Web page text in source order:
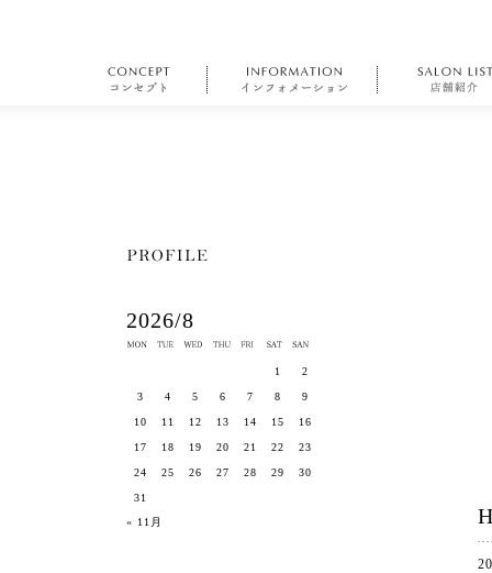
2026/8
« 11月
1 2
3 4 5 6 7 8 9
10 11 12 13 14 15 16
17 18 19 20 21 22 23
24 25 26 27 28 29 30
31